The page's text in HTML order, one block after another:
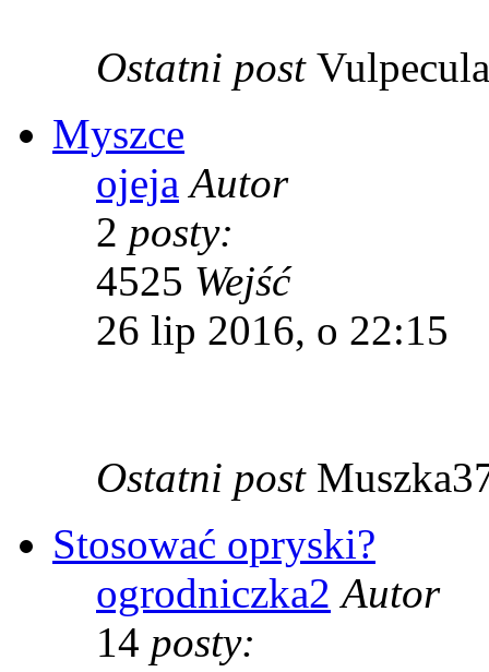
Ostatni post
Myszce
ojeja Autor
2 posty:
4525 Wejść
26 lip 2016, o 22:15
Ostatni post
Stosować opryski?
ogrodniczka2 Autor
14 posty: